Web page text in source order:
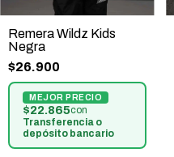
Remera Wildz Kids
Negra
$26.900
$22.865con
Transferencia o
depósito bancario